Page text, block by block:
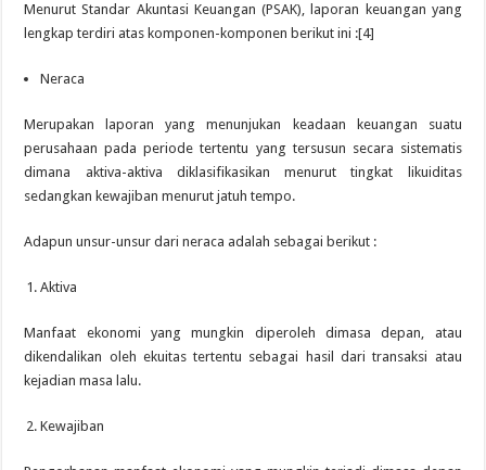
Menurut Standar Akuntasi Keuangan (PSAK), laporan keuangan yang
lengkap terdiri atas komponen-komponen berikut ini :[4]
Neraca
Merupakan laporan yang menunjukan keadaan keuangan suatu
perusahaan pada periode tertentu yang tersusun secara sistematis
dimana aktiva-aktiva diklasifikasikan menurut tingkat likuiditas
sedangkan kewajiban menurut jatuh tempo.
Adapun unsur-unsur dari neraca adalah sebagai berikut :
Aktiva
Manfaat ekonomi yang mungkin diperoleh dimasa depan, atau
dikendalikan oleh ekuitas tertentu sebagai hasil dari transaksi atau
kejadian masa lalu.
Kewajiban